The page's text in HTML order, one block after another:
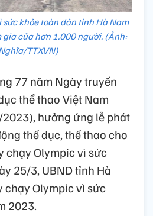
khỏe toàn dân tỉnh Hà Nam
gia của hơn 1.000 người. (Ảnh:
TTXVN)
77 năm Ngày truyền
thể thao Việt Nam
hưởng ứng lễ phát
thể dục, thể thao cho
chạy Olympic vì sức
25/3, UBND tỉnh Hà
chạy Olympic vì sức
2023.